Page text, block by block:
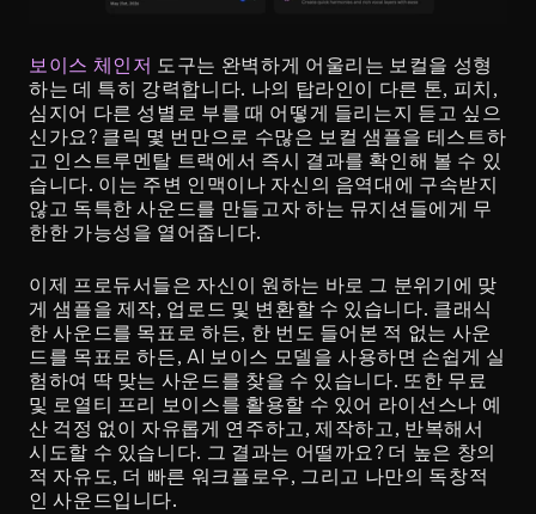
보이스 체인저 도구는 완벽하게 어울리는 보컬을 성형
하는 데 특히 강력합니다. 나의 탑라인이 다른 톤, 피치,
심지어 다른 성별로 부를 때 어떻게 들리는지 듣고 싶으
신가요? 클릭 몇 번만으로 수많은 보컬 샘플을 테스트하
고 인스트루멘탈 트랙에서 즉시 결과를 확인해 볼 수 있
습니다. 이는 주변 인맥이나 자신의 음역대에 구속받지
않고 독특한 사운드를 만들고자 하는 뮤지션들에게 무
한한 가능성을 열어줍니다.
이제 프로듀서들은 자신이 원하는 바로 그 분위기에 맞
게 샘플을 제작, 업로드 및 변환할 수 있습니다. 클래식
한 사운드를 목표로 하든, 한 번도 들어본 적 없는 사운
드를 목표로 하든, AI 보이스 모델을 사용하면 손쉽게 실
험하여 딱 맞는 사운드를 찾을 수 있습니다. 또한 무료
및 로열티 프리 보이스를 활용할 수 있어 라이선스나 예
산 걱정 없이 자유롭게 연주하고, 제작하고, 반복해서
시도할 수 있습니다. 그 결과는 어떨까요? 더 높은 창의
적 자유도, 더 빠른 워크플로우, 그리고 나만의 독창적
인 사운드입니다.